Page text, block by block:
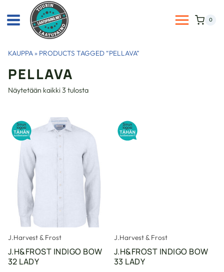
sisältöön
0
KAUPPA» PRODUCTS TAGGED “PELLAVA”
PELLAVA
Näytetään kaikki 3 tulosta
J.Harvest & Frost
J.H&FROST INDIGO BOW
32 LADY
J.Harvest & Frost
J.H&FROST INDIGO BOW
33 LADY